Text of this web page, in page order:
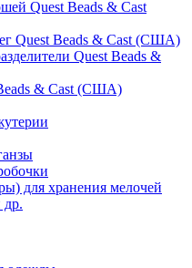
Quest Beads & Cast
Quest Beads & Cast (США)
Quest Beads &
& Cast (США)
для хранения мелочей